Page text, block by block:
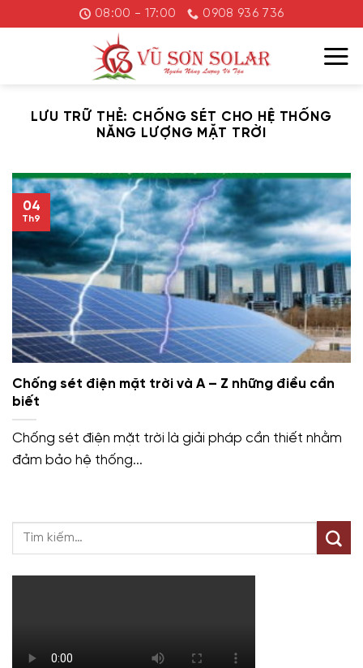
đến
08:00 - 17:00 0908 936 736
LƯU TRỮ THẺ: CHỐNG SÉT CHO HỆ THỐNG
NĂNG LƯỢNG MẶT TRỜI
Chống sét điện mặt trời và A – Z những điều cần
biết
Chống sét điện mặt trời là giải pháp cần thiết nhằm
đảm bảo hệ thống...
04
Th9